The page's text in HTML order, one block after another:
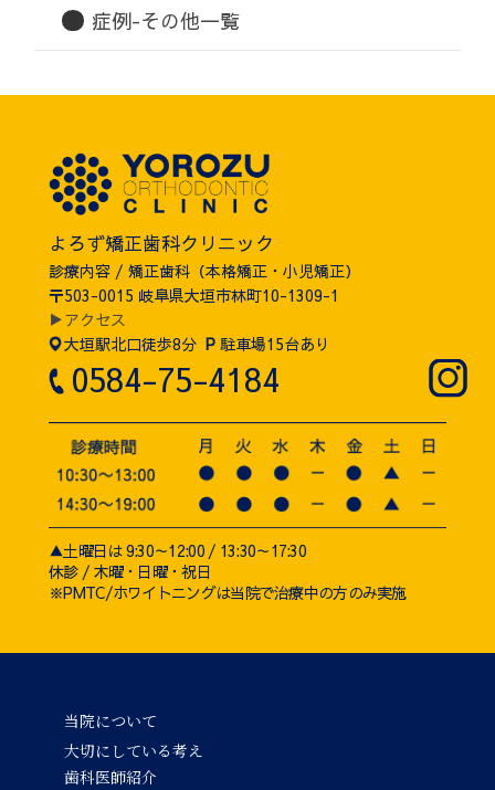
症例-その他一覧
よろず矯正歯科クリニック
診療内容 / 矯正歯科（本格矯正・小児矯正）
〒503-0015 岐阜県大垣市林町10-1309-1
▶アクセス
大垣駅北口徒歩8分 P 駐車場15台あり
0584-75-4184
▲土曜日は 9:30～12:00 / 13:30～17:30
休診 / 木曜・日曜・祝日
※PMTC/ホワイトニングは当院で治療中の方のみ実施
当院について
大切にしている考え
歯科医師紹介